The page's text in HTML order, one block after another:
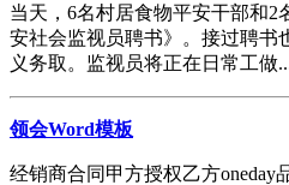
当天，6名村居食物平安干部和2
安社会监视员聘书》。接过聘书
义务取。监视员将正在日常工做
领会Word模板
经销商合同甲方授权乙方oneday